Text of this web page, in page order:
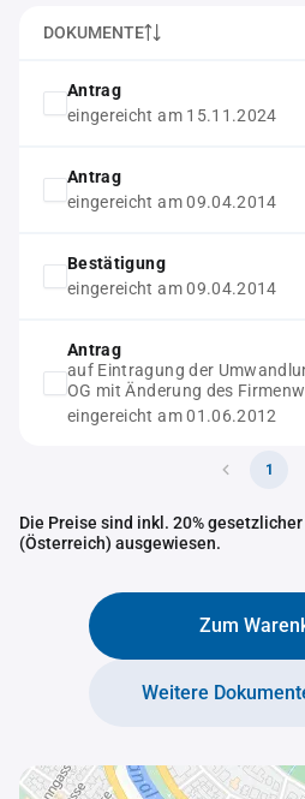
DOKUMENTE
Antrag
eingereicht am 15.11.2024
Antrag
eingereicht am 09.04.2014
Bestätigung
eingereicht am 09.04.2014
Antrag
auf Eintragung der
OG mit Änderung des
eingereicht am 01.06.2012
1
Die Preise sind inkl. 20%
(Österreich) ausgewiesen.
Zum
Weitere